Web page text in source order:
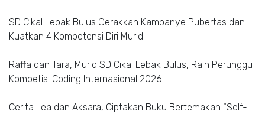
SD Cikal Lebak Bulus Gerakkan Kampanye Pubertas dan
Kuatkan 4 Kompetensi Diri Murid
Raffa dan Tara, Murid SD Cikal Lebak Bulus, Raih Perunggu
Kompetisi Coding Internasional 2026
Cerita Lea dan Aksara, Ciptakan Buku Bertemakan “Self-